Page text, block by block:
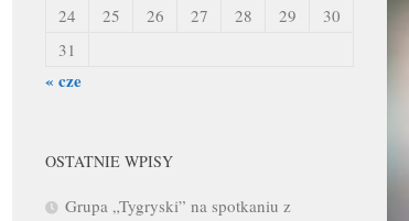
24
25 26 27 28 29
30
31
« cze
OSTATNIE WPISY
Grupa „Tygryski” na spotkaniu z